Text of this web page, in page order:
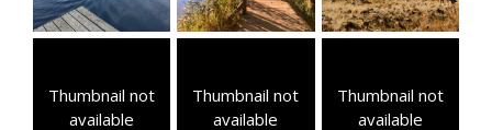
Thumbnail not
available
Thumbnail not
available
Thumbnail not
available